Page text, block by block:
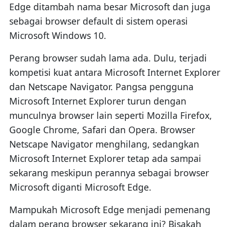
Edge ditambah nama besar Microsoft dan juga
sebagai browser default di sistem operasi
Microsoft Windows 10.
Perang browser sudah lama ada. Dulu, terjadi
kompetisi kuat antara Microsoft Internet Explorer
dan Netscape Navigator. Pangsa pengguna
Microsoft Internet Explorer turun dengan
munculnya browser lain seperti Mozilla Firefox,
Google Chrome, Safari dan Opera. Browser
Netscape Navigator menghilang, sedangkan
Microsoft Internet Explorer tetap ada sampai
sekarang meskipun perannya sebagai browser
Microsoft diganti Microsoft Edge.
Mampukah Microsoft Edge menjadi pemenang
dalam perang browser sekarang ini? Bisakah